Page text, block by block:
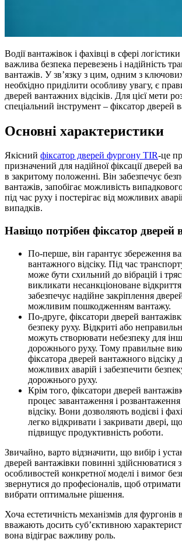
Водії вантажівок і фахівці в сфері
важлива безпека перевезень і надійність
вантажів. У зв’язку з цим, одним з
необхідно приділити особливу увагу, є
дверей вантажних відсіків. Для цієї мети
спеціальний інструмент – фіксатор дверей
Основні характеристики
Якісний фіксатор дверей фургону TIR-це
призначений для надійної фіксації дверей
в закритому положенні. Він забезпечує
вантажів, запобігає можливість
під час руху і постерігає від можливих
випадків.
Навіщо потрібен фіксатор дверей
По-перше, він гарантує збереження
вантажного відсіку. Під час
може бути схильний до вібрацій і
викликати несанкціоноване
забезпечує надійне закріплення
можливим пошкодженням вантажу.
По-друге, фіксатори дверей
безпеку руху. Відкриті або
можуть створювати небезпеку для
дорожнього руху. Тому правильне
фіксатора дверей вантажного відсіку
можливих аварій і забезпечити
дорожнього руху.
Крім того, фіксатори дверей
процес завантаження і
відсіку. Вони дозволяють водієві і
легко відкривати і закривати двері,
підвищує продуктивність роботи.
Звичайно, варто відзначити, що вибір і
дверей вантажівки повинні здійснюватися
особливостей конкретної моделі і вимог
звернутися до професіоналів, щоб отримати
вибрати оптимальне рішення.
Хоча естетичність механізмів для фургонів
вважають досить суб’єктивною
вона відіграє важливу роль.